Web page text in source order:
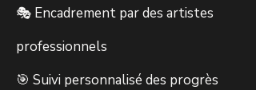
🎭 Encadrement par des artistes
professionnels
🎯 Suivi personnalisé des progrès